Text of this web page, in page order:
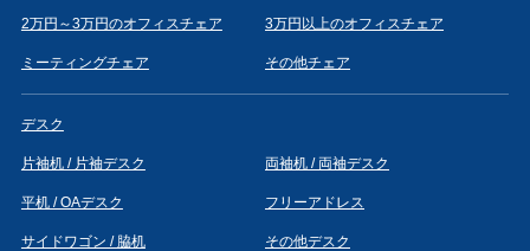
2万円～3万円のオフィスチェア 3万円以上のオフィスチェア
ミーティングチェア その他チェア
デスク
片袖机 / 片袖デスク 両袖机 / 両袖デスク
平机 / OAデスク フリーアドレス
サイドワゴン / 脇机 その他デスク